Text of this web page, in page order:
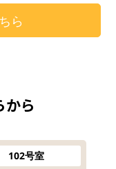
ら
から
102号室